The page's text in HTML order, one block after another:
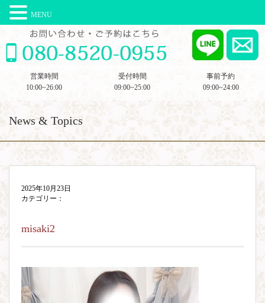
営業時間
10:00~26:00
受付時間
09:00~25:00
事前予約
09:00~24:00
News & Topics
2025年10月23日
カテゴリー：
misaki2
MENU